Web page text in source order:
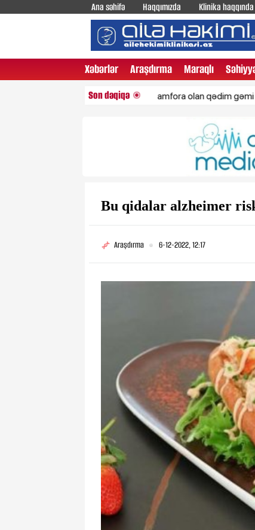
Ana səhifə Haqqımızda Klinika haqqında
Xəbərlər Araşdırma Maraqlı
Son dəqiqə
İçində yüzlərlə amfora olan qədim gəmi tapıldı
Bu qidalar alzheimer
Araşdırma 6-12-2022, 12:17
Güclü